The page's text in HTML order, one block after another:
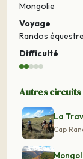
Mongolie
Voyage
Randos
Difficulté
Autres circuits
La
Cap